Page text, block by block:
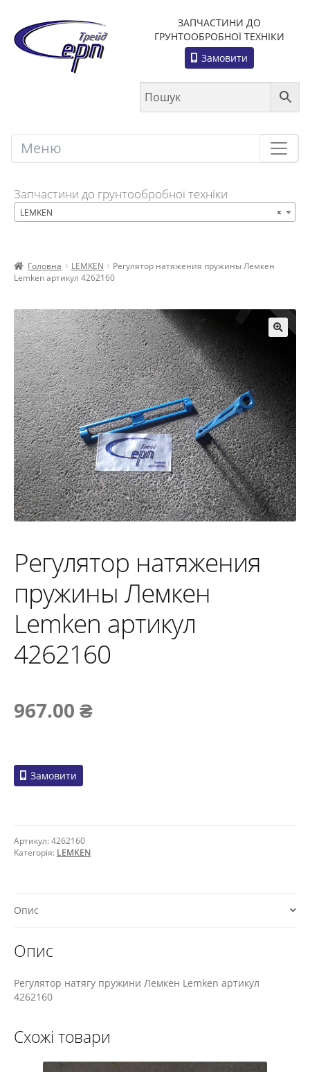
ЗАПЧАСТИНИ ДО
ГРУНТООБРОБНОЇ ТЕХНІКИ
Замовити
Меню Меню
Запчастини до грунтообробної техніки
×
LEMKEN
Головна LEMKEN
Регулятор натяжения пружины Лемкен
Lemken артикул 4262160
Регулятор натяжения
пружины Лемкен
Lemken артикул
4262160
967.00 ₴
Замовити
Артикул:4262160
Категорія: LEMKEN
Опис
Опис
Регулятор натягу пружини Лемкен Lemken артикул
4262160
Схожі товари